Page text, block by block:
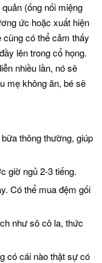
(ống nối miệng
ức hoặc xuất hiện
có thể cảm thấy
lên trong cổ họng.
nhiều lần, nó sẽ
mẹ không ăn, bé sẽ
thông thường, giúp
giờ ngủ 2-3 tiếng.
Có thể mua đệm gối
như sô cô la, thức
có cái nào thật sự có